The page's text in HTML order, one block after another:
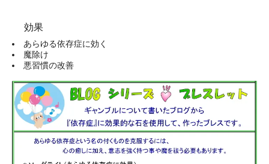
効果
あらゆる依存症に効く
魔除け
悪習慣の改善